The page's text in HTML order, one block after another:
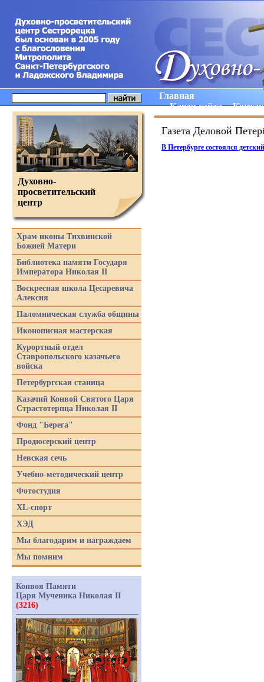
Главная
Карта сайта
Газета Деловой
В Петербурге состоялся
Духовно-
просветительский
центр
Храм иконы Тихвинской
Божией Матери
Библиотека памяти Государя
Императора Николая II
Воскресная школа Цесаревича
Алексия
Паломническая служба общины
Иконописная мастерская
Курортный отдел
Ставропольского казачьего
войска
Петербургская станица
Казачий Конвой Святого Царя
Страстотерпца Николая II
Фонд "Берега"
Продюсерский центр
Невская сечь
Учебно-методический центр
Фотостудия
XL-спорт
ХЭД
Мы благодарим и награждаем
Мы помним
Конвоя Памяти
Царя Мученика Николая II
(3216)